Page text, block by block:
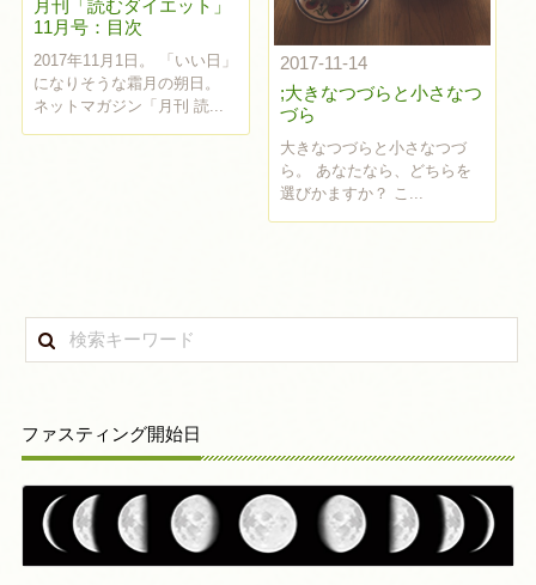
月刊「読むダイエット」
11月号：目次
2017年11月1日。 「いい日」
になりそうな霜月の朔日。
ネットマガジン「月刊 読...
2017-11-14
;大きなつづらと小さなつ
づら
大きなつづらと小さなつづ
ら。 あなたなら、どちらを
選びかますか？ こ...
ファスティング開始日